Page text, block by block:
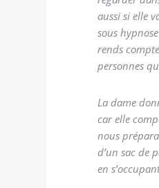
aussi si elle
sous
rends
personnes
La dame
car elle
nous
d’un sac de
en